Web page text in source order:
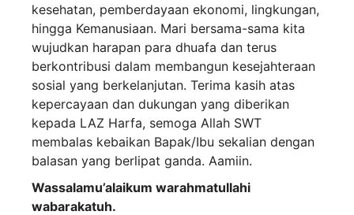
kesehatan, pemberdayaan ekonomi, lingkungan,
hingga Kemanusiaan. Mari bersama-sama kita
wujudkan harapan para dhuafa dan terus
berkontribusi dalam membangun kesejahteraan
sosial yang berkelanjutan. Terima kasih atas
kepercayaan dan dukungan yang diberikan
kepada LAZ Harfa, semoga Allah SWT
membalas kebaikan Bapak/Ibu sekalian dengan
balasan yang berlipat ganda. Aamiin.
Wassalamu’alaikum warahmatullahi
wabarakatuh.